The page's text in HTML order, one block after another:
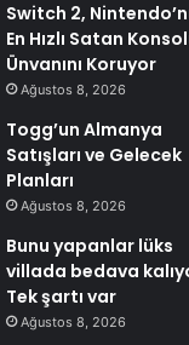
Switch 2,
En Hızlı Satan
Ünvanını Koruyor
Ağustos 8, 2026
Togg’un Almanya
Satışları ve Gelecek
Planları
Ağustos 8, 2026
Bunu yapanlar lüks
villada bedava
Tek şartı var
Ağustos 8, 2026